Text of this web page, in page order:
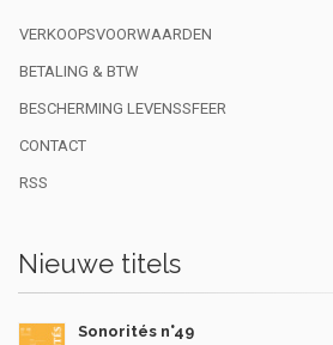
VERKOOPSVOORWAARDEN
BETALING & BTW
BESCHERMING LEVENSSFEER
CONTACT
RSS
Nieuwe titels
Sonorités n°49